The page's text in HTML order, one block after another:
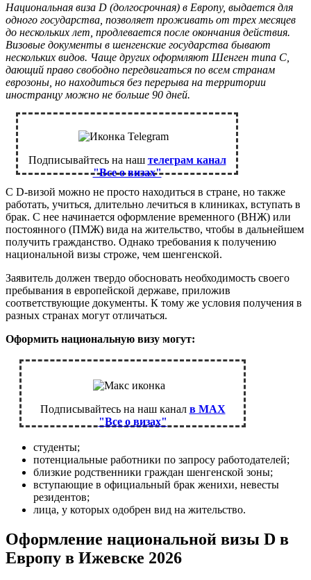
Национальная виза D (долгосрочная) в Европу, выдается для
одного государства, позволяет проживать от трех месяцев
до нескольких лет, продлевается после окончания действия.
Визовые документы в шенгенские государства бывают
нескольких видов. Чаще других оформляют Шенген типа C,
дающий право свободно передвигаться по всем странам
еврозоны, но находиться без перерыва на территории
иностранцу можно не больше 90 дней.
Подписывайтесь на наш телеграм канал
"Все о визах"
С D-визой можно не просто находиться в стране, но также
работать, учиться, длительно лечиться в клиниках, вступать в
брак. С нее начинается оформление временного (ВНЖ) или
постоянного (ПМЖ) вида на жительство, чтобы в дальнейшем
получить гражданство. Однако требования к получению
национальной визы строже, чем шенгенской.
Заявитель должен твердо обосновать необходимость своего
пребывания в европейской державе, приложив
соответствующие документы. К тому же условия получения в
разных странах могут отличаться.
Оформить национальную визу могут:
Подписывайтесь на наш канал в MAX
"Все о визах"
студенты;
потенциальные работники по запросу работодателей;
близкие родственники граждан шенгенской зоны;
вступающие в официальный брак женихи, невесты
резидентов;
лица, у которых одобрен вид на жительство.
Оформление национальной визы D в
Европу в Ижевске 2026